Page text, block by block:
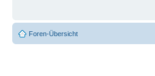
Foren-Übersicht